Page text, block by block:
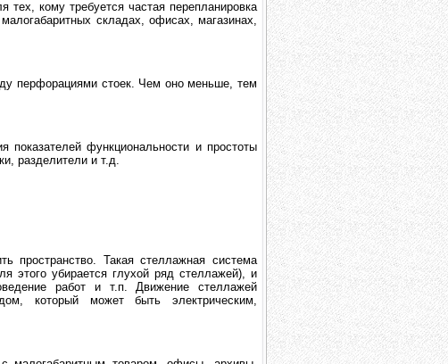
кому требуется частая перепланировка
складах, офисах, магазинах,
перфорациями стоек. Чем оно меньше, тем
функциональности и простоты
разделители и т.д.
пространство. Такая стеллажная система
этого убирается глухой ряд стеллажей), и
работ и т.п. Движение стеллажей
который может быть электрическим,